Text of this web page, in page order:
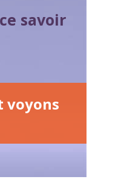
savoir
voyons